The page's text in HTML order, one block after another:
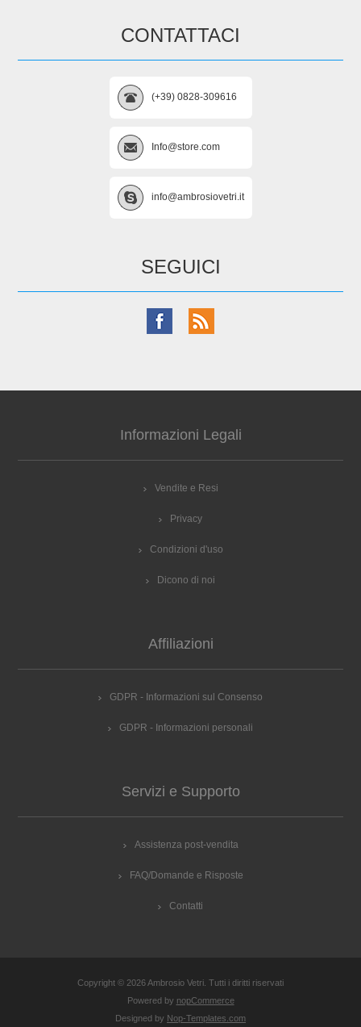
CONTATTACI
(+39) 0828-309616
Info@store.com
info@ambrosiovetri.it
SEGUICI
Informazioni Legali
Vendite e Resi
Privacy
Condizioni d'uso
Dicono di noi
Affiliazioni
GDPR - Informazioni sul Consenso
GDPR - Informazioni personali
Servizi e Supporto
Assistenza post-vendita
FAQ/Domande e Risposte
Contatti
Copyright © 2026 Ambrosio Vetri. Tutti i diritti riservati
Powered by nopCommerce
Designed by Nop-Templates.com